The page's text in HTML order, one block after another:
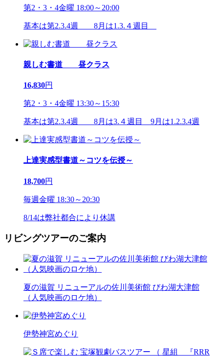
第2・3・4金曜 18:00～20:00
基本は第2.3.4週 8月は1.3.４週目
親しむ書道 昼クラス
16,830円
第2・3・4金曜 13:30～15:30
基本は第2.3.4週 8月は3.４週目 9月は1.2.3.4週
上達実感型書道～コツを伝授～
18,700円
毎週金曜 18:30～20:30
8/14は弊社都合により休講
リビングツアーのご案内
夏の滋賀 リニューアルの佐川美術館 びわ湖大津館
（人気映画のロケ地）
伊勢神宮めぐり